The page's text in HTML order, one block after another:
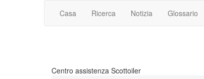
Casa Ricerca Notizia Glossario
Centro assistenza Scottoiler